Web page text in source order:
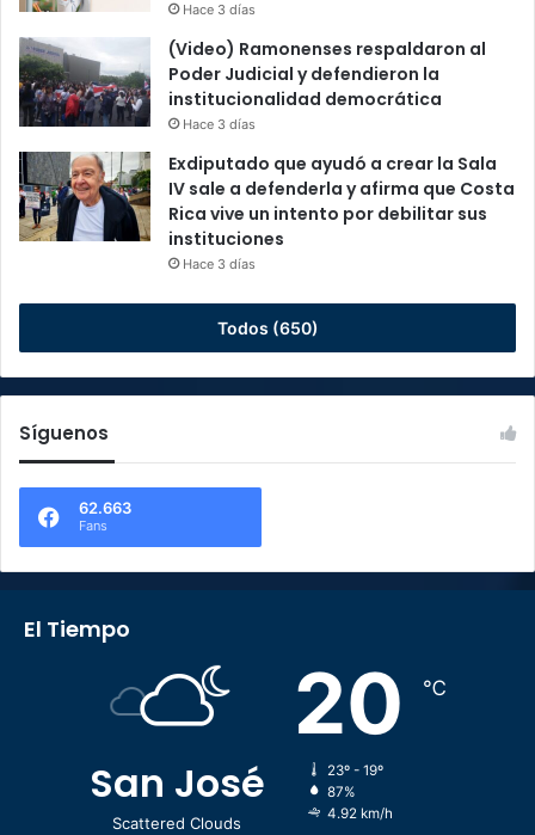
Hace 3 días
(Video) Ramonenses respaldaron al
Poder Judicial y defendieron la
institucionalidad democrática
Hace 3 días
Exdiputado que ayudó a crear la Sala
IV sale a defenderla y afirma que Costa
Rica vive un intento por debilitar sus
instituciones
Hace 3 días
Todos (650)
Síguenos
62.663
Fans
El Tiempo
San José
Scattered Clouds
20 ℃
23º - 19º
87%
4.92 km/h